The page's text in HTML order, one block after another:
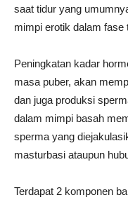
saat tidur yang
mimpi erotik dalam fase
Peningkatan kadar
masa puber, akan
dan juga produksi
dalam mimpi basah
sperma yang
masturbasi ataupun
Terdapat 2 komponen